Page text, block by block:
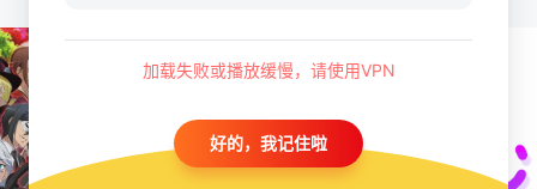
加载失败或播放缓慢，请使用VPN
好的，我记住啦